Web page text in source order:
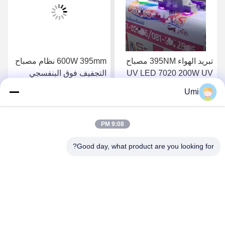
تبريد الهواء 395NM مصباح
UV LED 7020 200W UV
العلاجية الأشعة فوق
البنفسجية للطابعة Epson
I3200/XP600/TX800 UV
احصل على افضل سعر
600W 395mm نظام مصباح
التجفيف فوق البنفسجي
احصل على افضل سعر
Umi
9:08 PM
Good day, what product are you looking for?